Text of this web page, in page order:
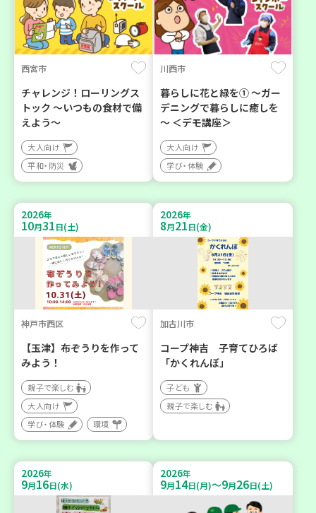
西宮市
チャレンジ！ローリングス
トック ～いつもの食材で備
えよう～
大人向け
平和・防災
川西市
暮らしに花と緑を① ～ガー
デニングで暮らしに癒しを
～ ＜デモ講座＞
大人向け
学び・体験
2026年
10月31日(土)
神戸市西区
【玉津】布ぞうりを作って
みよう！
親子で楽しむ
大人向け
学び・体験
環境
2026年
8月21日(金)
加古川市
コープ神吉 子育てひろば
「かくれんぼ」
子ども
親子で楽しむ
2026年
9月16日(水)
2026年
9月14日(月)～9月26日(土)